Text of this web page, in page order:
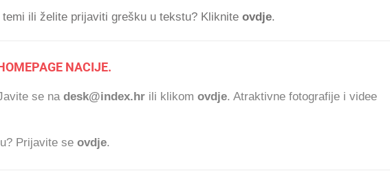
ili želite prijaviti grešku u tekstu? Kliknite ovdje.
NACIJE.
se na desk@index.hr ili klikom ovdje. Atraktivne fotografije i videe
Prijavite se ovdje.